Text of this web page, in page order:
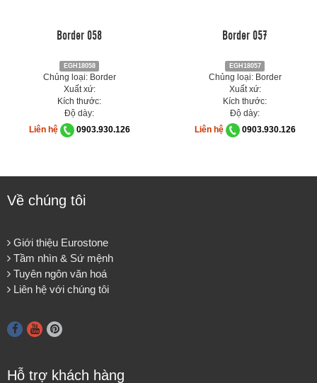
Border 058
EGH18058
Chủng loại: Border
Xuất xứ:
Kích thước:
Độ dày:
Liên hệ
0903.930.126
Border 057
EGH18057
Chủng loại: Border
Xuất xứ:
Kích thước:
Độ dày:
Liên hệ
0903.930.126
Về chúng tôi
Giới thiệu Eurostone
Tầm nhìn & Sứ mệnh
Tuyên ngôn văn hoá
Liên hệ với chúng tôi
Hỗ trợ khách hàng